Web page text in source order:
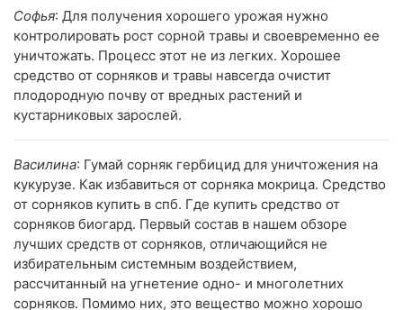
Софья: Для получения хорошего урожая нужно
контролировать рост сорной травы и своевременно ее
уничтожать. Процесс этот не из легких. Хорошее
средство от сорняков и травы навсегда очистит
плодородную почву от вредных растений и
кустарниковых зарослей.
Василина: Гумай сорняк гербицид для уничтожения на
кукурузе. Как избавиться от сорняка мокрица. Средство
от сорняков купить в спб. Где купить средство от
сорняков биогард. Первый состав в нашем обзоре
лучших средств от сорняков, отличающийся не
избирательным системным воздействием,
рассчитанный на угнетение одно- и многолетних
сорняков. Помимо них, это вещество можно хорошо